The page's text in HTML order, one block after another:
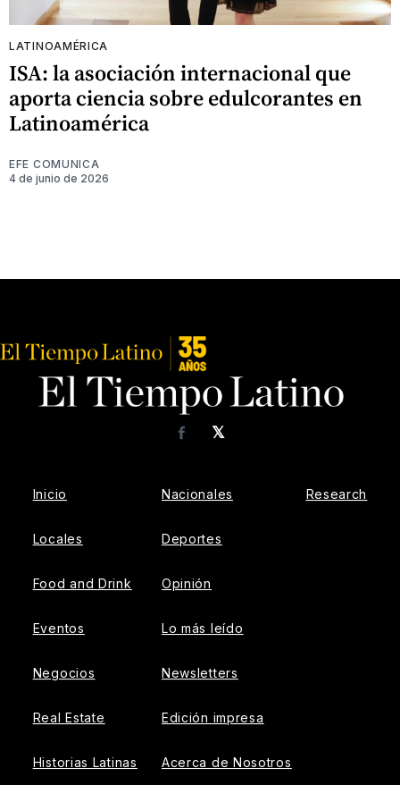
LATINOAMÉRICA
ISA: la asociación internacional que
aporta ciencia sobre edulcorantes en
Latinoamérica
EFE COMUNICA
4 de junio de 2026
𝕏
Facebook
Inicio
Locales
Food and Drink
Eventos
Negocios
Real Estate
Historias Latinas
Nacionales
Deportes
Opinión
Lo más leído
Newsletters
Edición impresa
Acerca de Nosotros
Research